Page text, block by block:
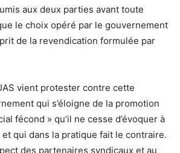
aux deux parties avant toute
le choix opéré par le gouvernement
de la revendication formulée par
vient protester contre cette
qui s’éloigne de la promotion
fécond » qu’il ne cesse d’évoquer à
qui dans la pratique fait le contraire.
des partenaires syndicaux et au